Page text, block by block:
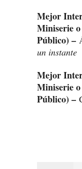
Mejor
Miniserie
Público) –
un instante
Mejor
Miniserie
Público) –